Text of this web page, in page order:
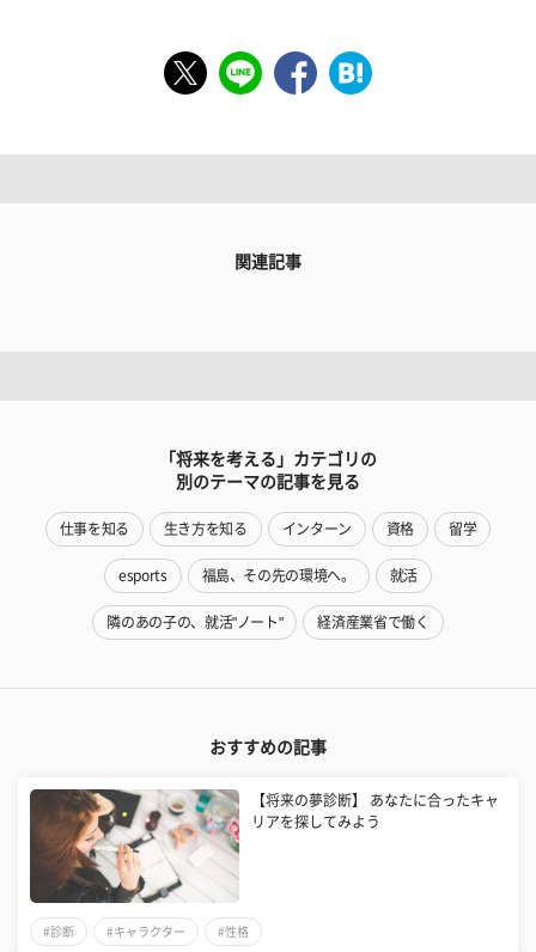
関連記事
「将来を考える」カテゴリの
別のテーマの記事を見る
仕事を知る 生き方を知る インターン 資格 留学
esports 福島、その先の環境へ。 就活
隣のあの子の、就活"ノート" 経済産業省で働く
おすすめの記事
【将来の夢診断】 あなたに合ったキャ
リアを探してみよう
#診断 #キャラクター #性格